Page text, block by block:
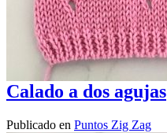
Calado a dos agujas
Publicado en Puntos Zig Zag